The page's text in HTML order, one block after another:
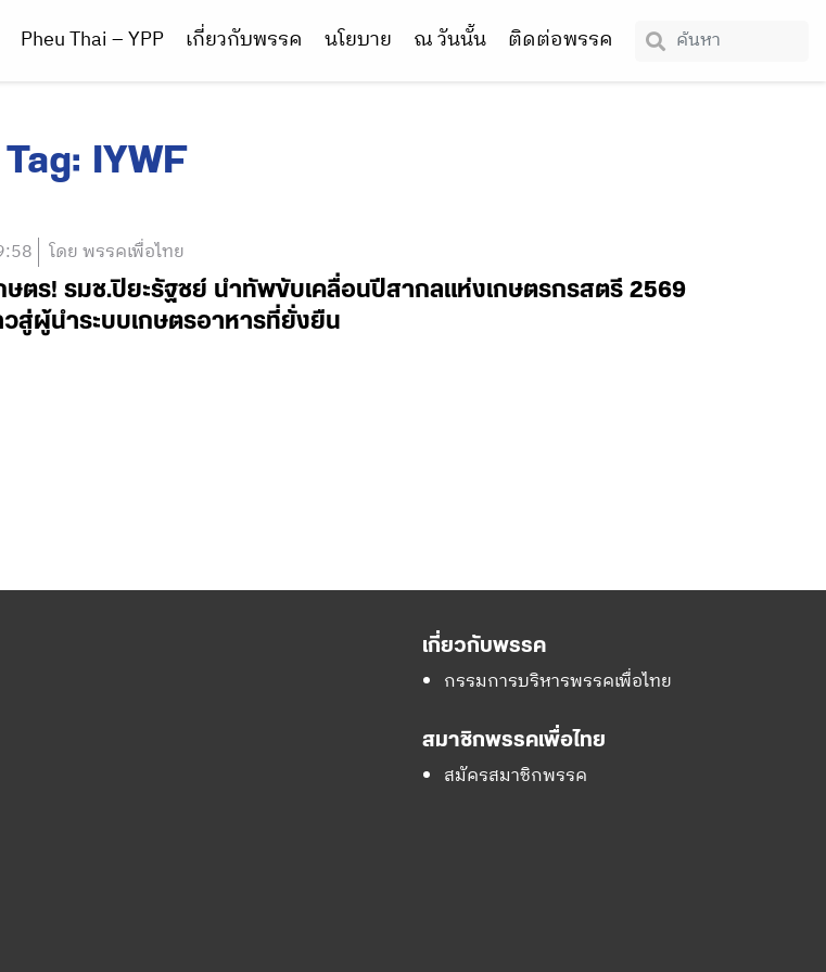
Pheu Thai – YPP เกี่ยวกับพรรค นโยบาย ณ วันนั้น ติดต่อพรรค
Tag: IYWF
โดย พรรคเพื่อไทย
ตร! รมช.ปิยะรัฐชย์ นำทัพขับเคลื่อนปีสากลแห่งเกษตรกรสตรี 2569
สู่ผู้นำระบบเกษตรอาหารที่ยั่งยืน
เกี่ยวกับพรรค
กรรมการบริหารพรรคเพื่อไทย
สมาชิกพรรคเพื่อไทย
สมัครสมาชิกพรรค